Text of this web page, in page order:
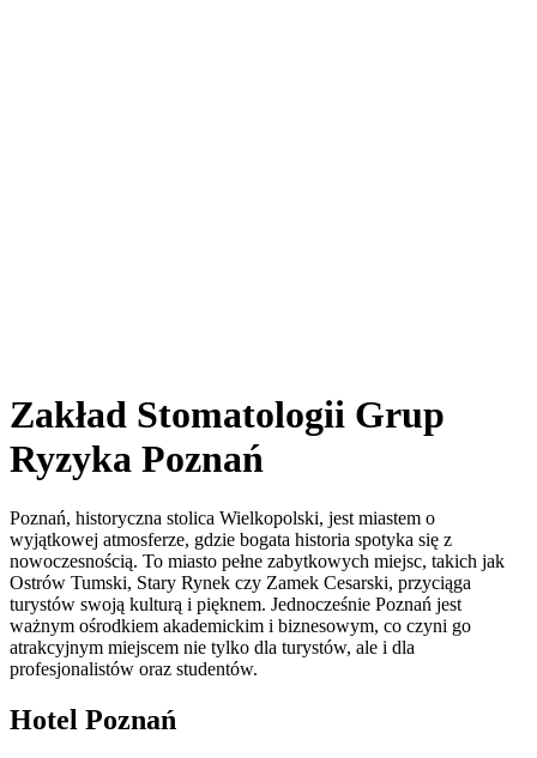
Zakład Stomatologii Grup
Ryzyka Poznań
Poznań, historyczna stolica Wielkopolski, jest miastem o
wyjątkowej atmosferze, gdzie bogata historia spotyka się z
nowoczesnością. To miasto pełne zabytkowych miejsc, takich jak
Ostrów Tumski, Stary Rynek czy Zamek Cesarski, przyciąga
turystów swoją kulturą i pięknem. Jednocześnie Poznań jest
ważnym ośrodkiem akademickim i biznesowym, co czyni go
atrakcyjnym miejscem nie tylko dla turystów, ale i dla
profesjonalistów oraz studentów.
Hotel Poznań